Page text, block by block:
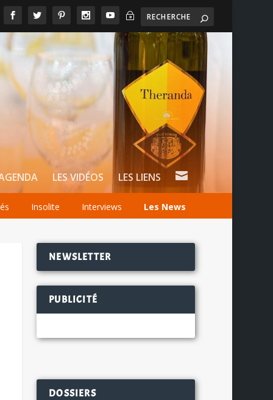
~
LES VIDÉOS LES LIENS 
Insolite Interviews Les News
NEWSLETTER
PUBLICITÉ
DOSSIERS